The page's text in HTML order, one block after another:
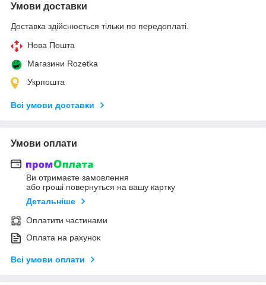
Умови доставки
Доставка здійснюється тільки по передоплаті.
Нова Пошта
Магазини Rozetka
Укрпошта
Всі умови доставки
Умови оплати
Ви отримаєте замовлення
або гроші повернуться на вашу картку
Детальніше
Оплатити частинами
Оплата на рахунок
Всі умови оплати